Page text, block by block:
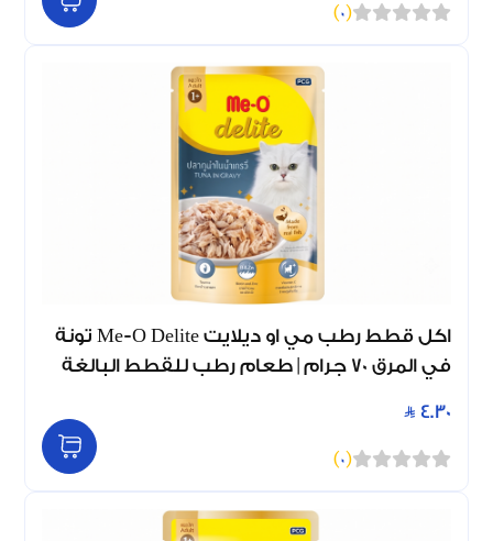
(
0
)
اكل قطط رطب مي او ديلايت Me-O Delite تونة
في المرق 70 جرام | طعام رطب للقطط البالغة
4.30
(
0
)